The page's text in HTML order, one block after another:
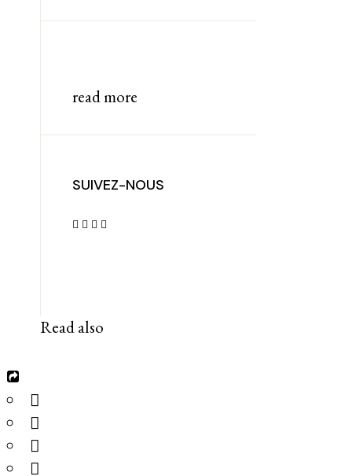
read more
SUIVEZ-NOUS
Read also